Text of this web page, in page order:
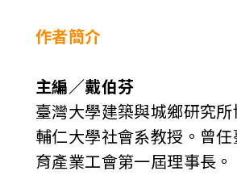
作者簡介
主編／戴伯芬
臺灣大學建築與城鄉研究
輔仁大學社會系教授。曾
育產業工會第一屆理事長。